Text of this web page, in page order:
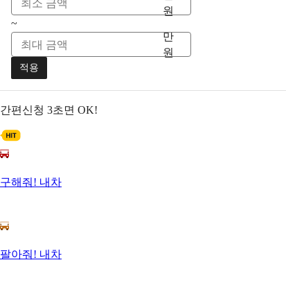
원
~
만
원
적용
간편신청 3초면 OK!
구해줘! 내차
팔아줘! 내차